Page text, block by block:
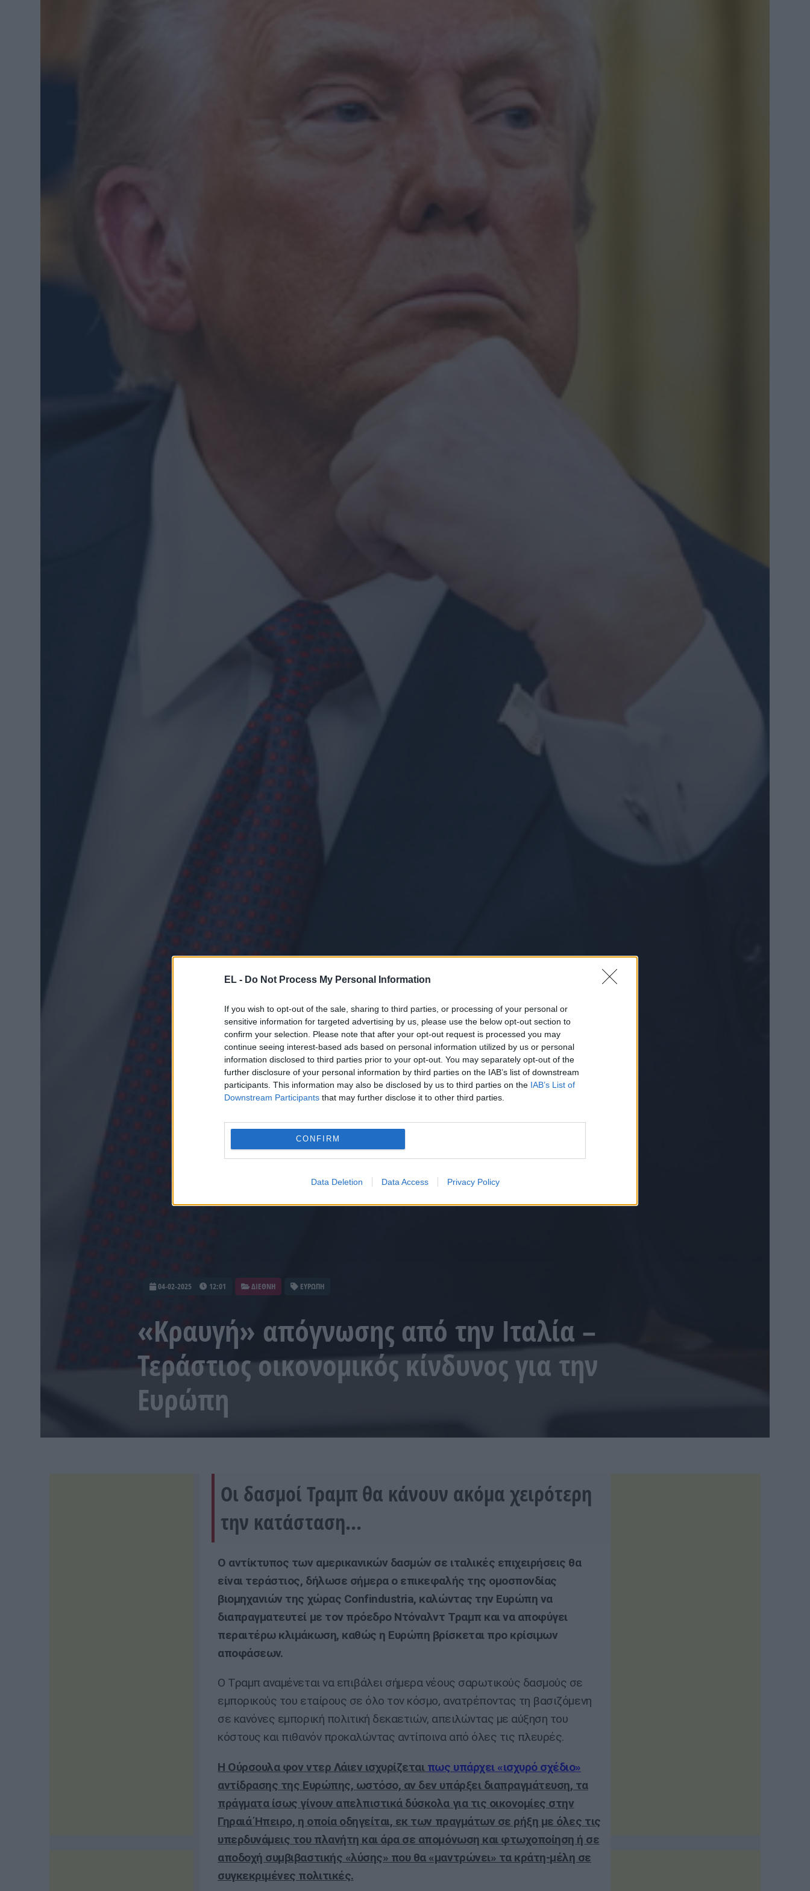
EL - Do Not Process My Personal Information
If you wish to opt-out of the sale, sharing to third parties, or processing of your personal or
sensitive information for targeted advertising by us, please use the below opt-out section to
confirm your selection. Please note that after your opt-out request is processed you may
continue seeing interest-based ads based on personal information utilized by us or personal
information disclosed to third parties prior to your opt-out. You may separately opt-out of the
further disclosure of your personal information by third parties on the IAB’s list of downstream
participants. This information may also be disclosed by us to third parties on the IAB’s List of
Downstream Participants that may further disclose it to other third parties.
CONFIRM
Data Deletion Data Access Privacy Policy
04-02-2025 12:01 ΔΙΕΘΝΗ ΕΥΡΩΠΗ
«Κραυγή» απόγνωσης από την Ιταλία –
Τεράστιος οικονομικός κίνδυνος για την
Ευρώπη
Οι δασμοί Τραμπ θα κάνουν ακόμα χειρότερη
την κατάσταση...
Ο αντίκτυπος των αμερικανικών δασμών σε ιταλικές επιχειρήσεις θα
είναι τεράστιος, δήλωσε σήμερα ο επικεφαλής της ομοσπονδίας
βιομηχανιών της χώρας Confindustria, καλώντας την Ευρώπη να
διαπραγματευτεί με τον πρόεδρο Ντόναλντ Τραμπ και να αποφύγει
περαιτέρω κλιμάκωση, καθώς η Ευρώπη βρίσκεται προ κρίσιμων
αποφάσεων.
Ο Τραμπ αναμένεται να επιβάλει σήμερα νέους σαρωτικούς δασμούς σε
εμπορικούς του εταίρους σε όλο τον κόσμο, ανατρέποντας τη βασιζόμενη
σε κανόνες εμπορική πολιτική δεκαετιών, απειλώντας με αύξηση του
κόστους και πιθανόν προκαλώντας αντίποινα από όλες τις πλευρές.
Η Ούρσουλα φον ντερ Λάιεν ισχυρίζεται πως υπάρχει «ισχυρό σχέδιο»
αντίδρασης της Ευρώπης, ωστόσο, αν δεν υπάρξει διαπραγμάτευση, τα
πράγματα ίσως γίνουν απελπιστικά δύσκολα για τις οικονομίες στην
Γηραιά Ήπειρο, η οποία οδηγείται, εκ των πραγμάτων σε ρήξη με όλες τις
υπερδυνάμεις του πλανήτη και άρα σε απομόνωση και φτωχοποίηση ή σε
αποδοχή συμβιβαστικής «λύσης» που θα «μαντρώνει» τα κράτη-μέλη σε
συγκεκριμένες πολιτικές.